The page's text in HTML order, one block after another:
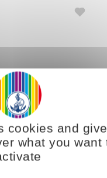
cookies and
what you want